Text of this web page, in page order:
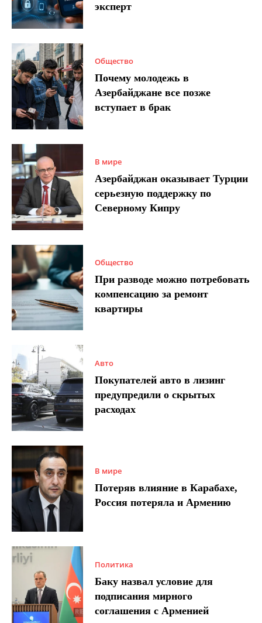
эксперт
Общество
Почему молодежь в
Азербайджане все позже
вступает в брак
В мире
Азербайджан оказывает Турции
серьезную поддержку по
Северному Кипру
Общество
При разводе можно потребовать
компенсацию за ремонт
квартиры
Авто
Покупателей авто в лизинг
предупредили о скрытых
расходах
В мире
Потеряв влияние в Карабахе,
Россия потеряла и Армению
Политика
Баку назвал условие для
подписания мирного
соглашения с Арменией